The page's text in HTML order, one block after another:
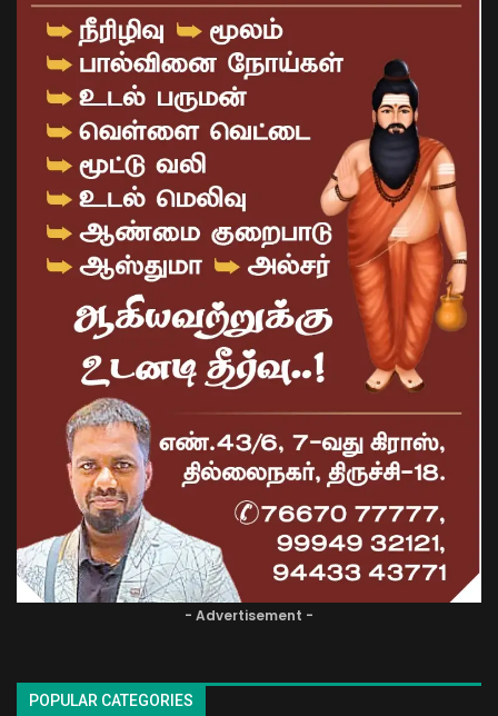
- Advertisement -
POPULAR CATEGORIES